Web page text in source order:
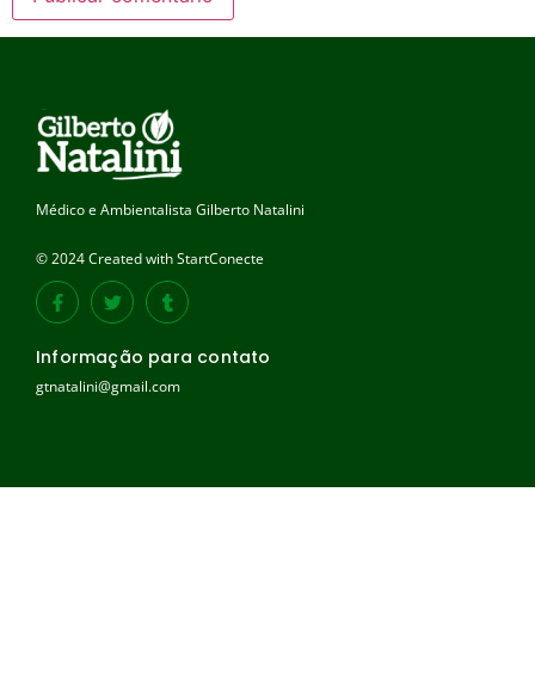
Médico e Ambientalista Gilberto Natalini
© 2024 Created with StartConecte
Informação para contato
gtnatalini@gmail.com